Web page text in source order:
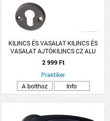
KILINCS ÉS VASALAT KILINCS ÉS
VASALAT AJTÓKILINCS CZ ALU
SZÜRKE LANA ROZETTÁS
2 999 Ft
Praktiker
A bolthoz
Info